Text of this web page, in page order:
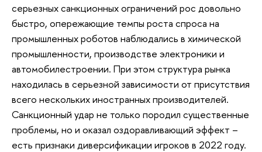
серьезных санкционных ограничений рос довольно
быстро, опережающие темпы роста спроса на
промышленных роботов наблюдались в химической
промышленности, производстве электроники и
автомобилестроении. При этом структура рынка
находилась в серьезной зависимости от присутствия
всего нескольких иностранных производителей.
Санкционный удар не только породил существенные
проблемы, но и оказал оздоравливающий эффект –
есть признаки диверсификации игроков в 2022 году.